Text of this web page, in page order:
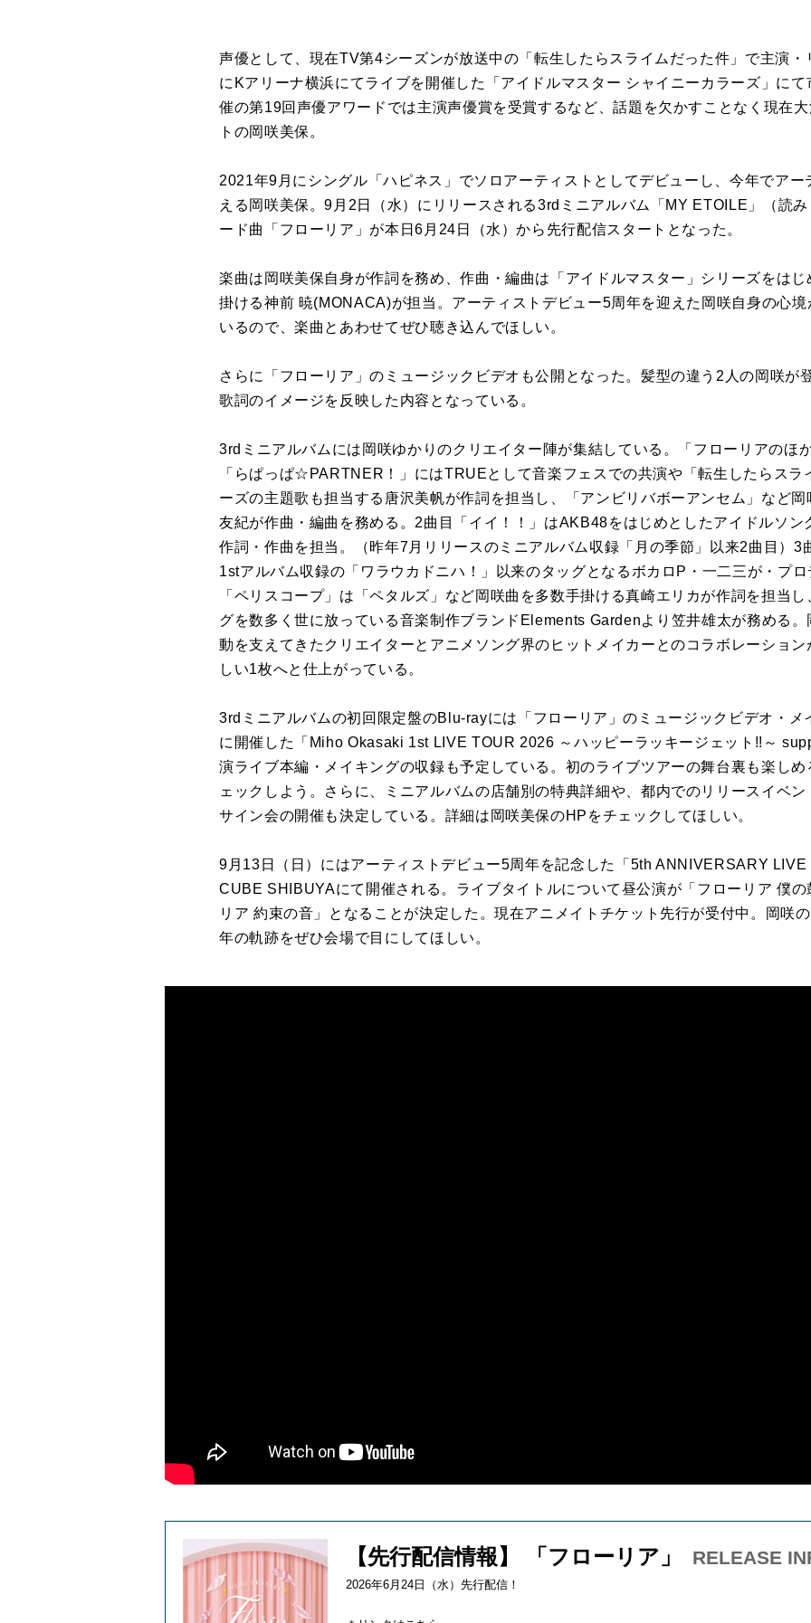
声優として、現在TV第4シーズンが放送中の「転生したらスライムだった件」で主演
にKアリーナ横浜にてライブを開催した「アイドルマスター シャイニーカラーズ」に
催の第19回声優アワードでは主演声優賞を受賞するなど、話題を欠かすことなく現在
トの岡咲美保。
2021年9月にシングル「ハピネス」でソロアーティストとしてデビューし、今年でア
える岡咲美保。9月2日（水）にリリースされる3rdミニアルバム「MY ETOILE」（読
ード曲「フローリア」が本日6月24日（水）から先行配信スタートとなった。
楽曲は岡咲美保自身が作詞を務め、作曲・編曲は「アイドルマスター」シリーズをは
掛ける神前 暁(MONACA)が担当。アーティストデビュー5周年を迎えた岡咲自身の心
いるので、楽曲とあわせてぜひ聴き込んでほしい。
さらに「フローリア」のミュージックビデオも公開となった。髪型の違う2人の岡咲が
歌詞のイメージを反映した内容となっている。
3rdミニアルバムには岡咲ゆかりのクリエイター陣が集結している。「フローリアのほ
「らぱっぱ☆PARTNER！」にはTRUEとして音楽フェスでの共演や「転生したらスラ
ーズの主題歌も担当する唐沢美帆が作詞を担当し、「アンビリバボーアンセム」など
友紀が作曲・編曲を務める。2曲目「イイ！！」はAKB48をはじめとしたアイドルソン
作詞・作曲を担当。（昨年7月リリースのミニアルバム収録「月の季節」以来2曲目）3
1stアルバム収録の「ワラウカドニハ！」以来のタッグとなるボカロP・一二三が・プ
「ペリスコープ」は「ペタルズ」など岡咲曲を多数手掛ける真崎エリカが作詞を担当
グを数多く世に放っている音楽制作ブランドElements Gardenより笠井雄太が務める
動を支えてきたクリエイターとアニメソング界のヒットメイカーとのコラボレーショ
しい1枚へと仕上がっている。
3rdミニアルバムの初回限定盤のBlu-rayには「フローリア」のミュージックビデオ・メ
に開催した「Miho Okasaki 1st LIVE TOUR 2026 ～ハッピーラッキージェット!!～
演ライブ本編・メイキングの収録も予定している。初のライブツアーの舞台裏も楽し
ェックしよう。さらに、ミニアルバムの店舗別の特典詳細や、都内でのリリースイベ
サイン会の開催も決定している。詳細は岡咲美保のHPをチェックしてほしい。
9月13日（日）にはアーティストデビュー5周年を記念した「5th ANNIVERSARY
CUBE SHIBUYAにて開催される。ライブタイトルについて昼公演が「フローリア 僕
リア 約束の音」となることが決定した。現在アニメイトチケット先行が受付中。岡咲
年の軌跡をぜひ会場で目にしてほしい。
【先行配信情報】 「フローリア」 RELEASE
2026年6月24日（水）先行配信！